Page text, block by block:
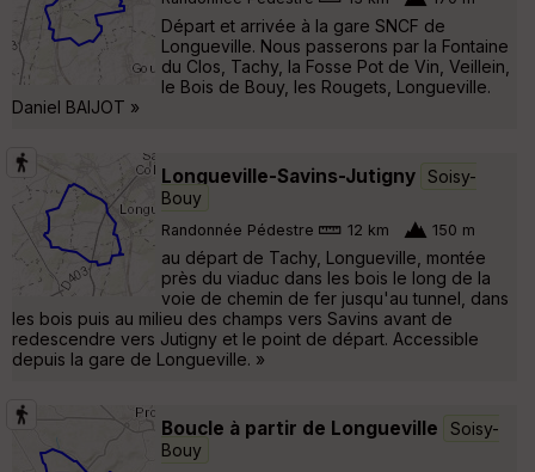
Départ et arrivée à la gare SNCF de
Longueville. Nous passerons par la Fontaine
du Clos, Tachy, la Fosse Pot de Vin, Veillein,
le Bois de Bouy, les Rougets, Longueville.
Daniel BAIJOT »
Longueville-Savins-Jutigny Soisy-
Bouy
Randonnée Pédestre 12 km 150 m
au départ de Tachy, Longueville, montée
près du viaduc dans les bois le long de la
voie de chemin de fer jusqu'au tunnel, dans
les bois puis au milieu des champs vers Savins avant de
redescendre vers Jutigny et le point de départ. Accessible
depuis la gare de Longueville. »
Boucle à partir de Longueville
Soisy-
Bouy